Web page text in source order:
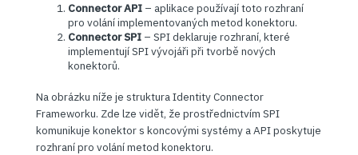
Connector API– aplikace používají toto rozhraní
pro volání implementovaných metod konektoru.
Connector SPI– SPI deklaruje rozhraní, které
implementují SPI vývojáři při tvorbě nových
konektorů.
Na obrázku níže je struktura Identity Connector
Frameworku. Zde lze vidět, že prostřednictvím SPI
komunikuje konektor s koncovými systémy a API poskytuje
rozhraní pro volání metod konektoru.